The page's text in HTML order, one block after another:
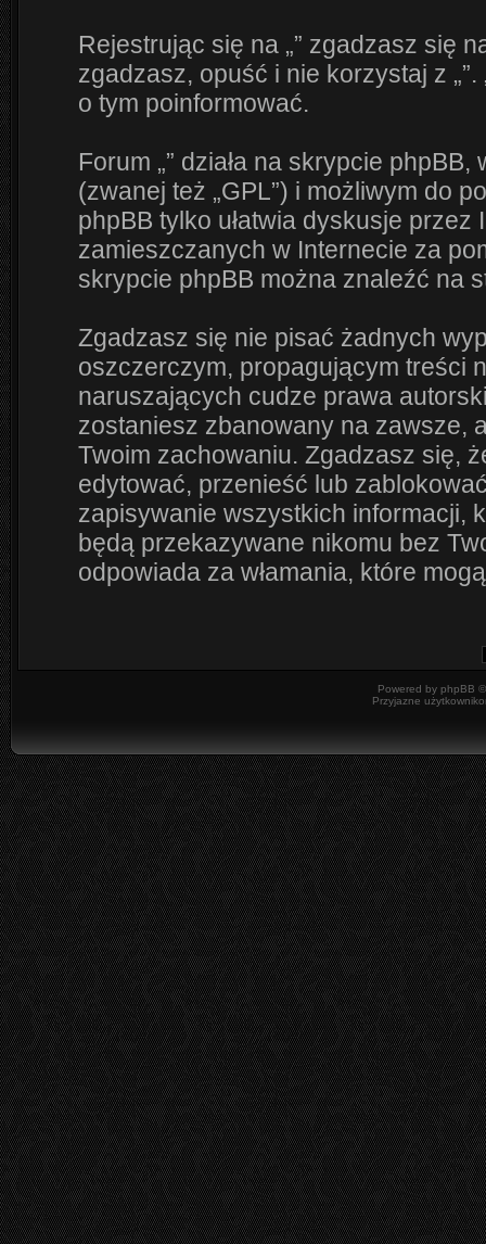
Rejestrując się na „” zgadzasz się
zgadzasz, opuść i nie korzystaj z
o tym poinformować.
Forum „” działa na skrypcie
(zwanej też „GPL”) i możliwym do
phpBB tylko ułatwia dyskusje
zamieszczanych w Internecie za
skrypcie phpBB można znaleźć na
Zgadzasz się nie pisać żadnych
oszczerczym, propagującym treści
naruszających cudze prawa
zostaniesz zbanowany na zawsze,
Twoim zachowaniu. Zgadzasz się,
edytować, przenieść lub
zapisywanie wszystkich informacji,
będą przekazywane nikomu bez
odpowiada za włamania, które
Powered by phpBB
Przyjazne